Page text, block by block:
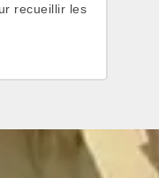
recueillir les